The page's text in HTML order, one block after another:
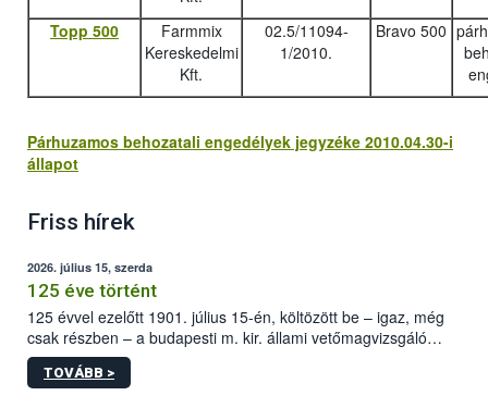
Topp 500
Farmmix
Kereskedelmi
Kft.
02.5/11094-
1/2010.
Bravo 500
Párhuzamos behozatali engedélyek jegyzéke 2010.04.30-i
állapot
Friss hírek
2026. július 15, szerda
125 éve történt
125 évvel ezelőtt 1901. július 15-én, költözött be – igaz, még
csak részben – a budapesti m. kir. állami vetőmagvizsgáló
állomás a Kis Rókus utca 15. szám alatti, Czigler Győző által
tervezett új épületébe.
TOVÁBB >